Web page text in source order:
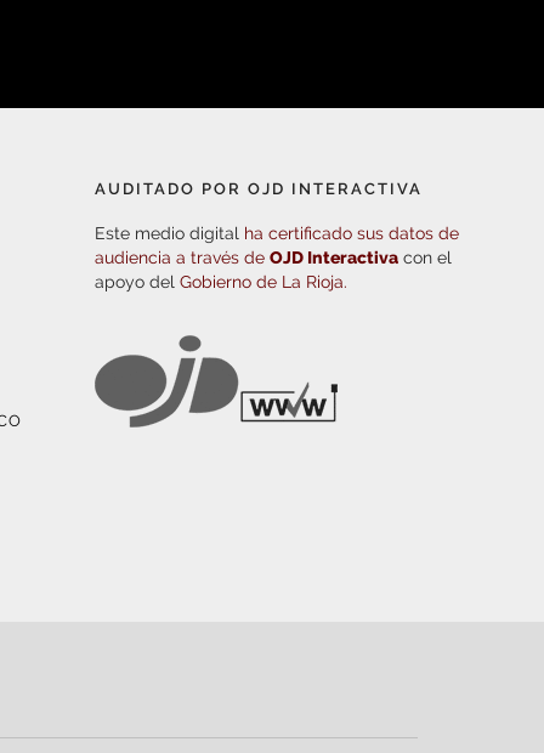
AUDITADO POR OJD INTERACTIVA
Este medio digital ha certificado sus datos de
audiencia a través deOJD Interactiva con el
apoyo delGobierno de La Rioja.